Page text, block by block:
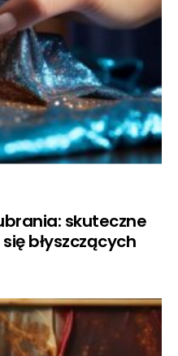
skuteczne
błyszczących